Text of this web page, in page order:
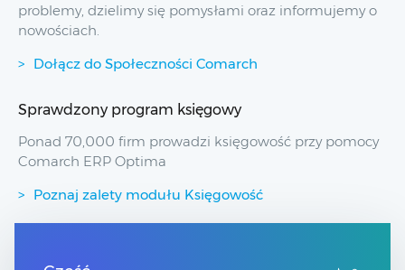
problemy, dzielimy się pomysłami oraz informujemy o
nowościach.
Dołącz do Społeczności Comarch
Sprawdzony program księgowy
Ponad 70,000 firm prowadzi księgowość przy pomocy
Comarch ERP Optima
Poznaj zalety modułu Księgowość